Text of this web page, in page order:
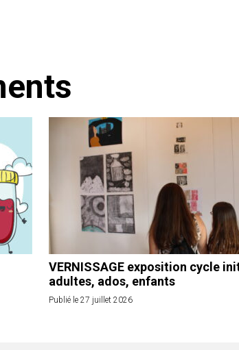
VERNISSAGE exposition cycle
adultes, ados, enfants
Publié le 27 juillet 2026